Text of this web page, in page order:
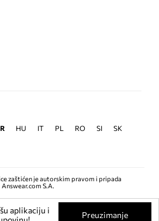
HU IT PL RO SI
SK
zaštićen je autorskim pravom i pripada
Answear.com S.A.
aplikaciju i
Preuzimanje